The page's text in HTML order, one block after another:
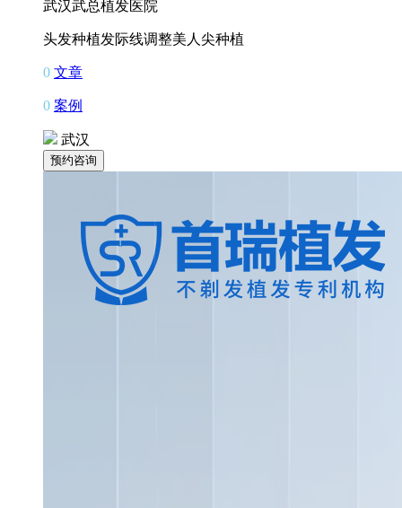
武汉武总植发医院
头发种植发际线调整美人尖种植
0 文章
0 案例
武汉